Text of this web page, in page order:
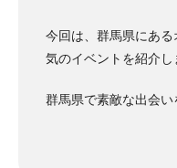
今回は、群馬県にあ
気のイベントを紹介し
群馬県で素敵な出会い